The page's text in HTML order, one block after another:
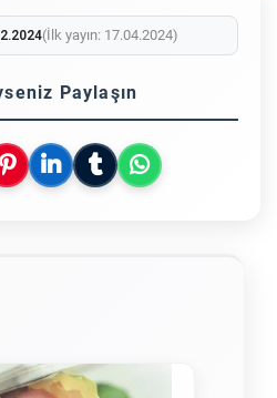
(İlk yayın: 17.04.2024)
Paylaşın